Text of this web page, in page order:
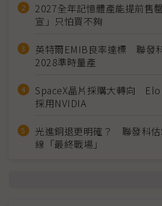
2027全年記憶體產能提前售
宣」只怕買不夠
英特爾EMIB良率達標 聯發
2028準時量產
SpaceX晶片採購大轉向
採用NVIDIA
光進銅退更明確？ 聯發科估
線「最終戰場」